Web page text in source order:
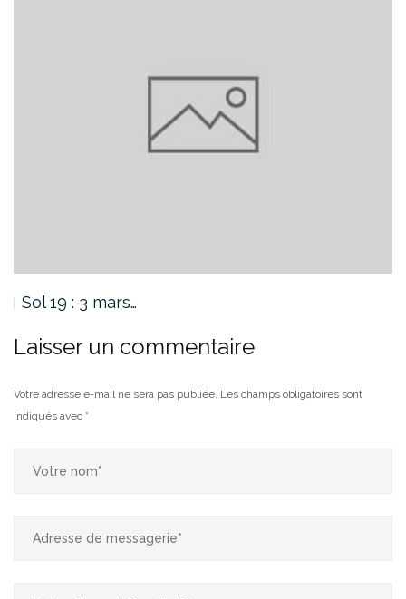
Laisser un commentaire
Votre adresse e-mail ne sera pas publiée. Les champs obligatoires sont
indiqués avec *